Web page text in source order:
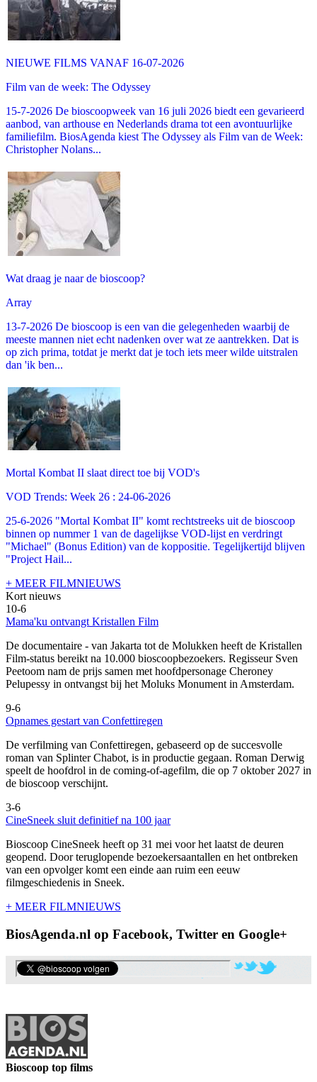
NIEUWE FILMS VANAF 16-07-2026
Film van de week: The Odyssey
15-7-2026 De bioscoopweek van 16 juli 2026 biedt een gevarieerd
aanbod, van arthouse en Nederlands drama tot een avontuurlijke
familiefilm. BiosAgenda kiest The Odyssey als Film van de Week:
Christopher Nolans...
Wat draag je naar de bioscoop?
Array
13-7-2026 De bioscoop is een van die gelegenheden waarbij de
meeste mannen niet echt nadenken over wat ze aantrekken. Dat is
op zich prima, totdat je merkt dat je toch iets meer wilde uitstralen
dan 'ik ben...
Mortal Kombat II slaat direct toe bij VOD's
VOD Trends: Week 26 : 24-06-2026
25-6-2026 "Mortal Kombat II" komt rechtstreeks uit de bioscoop
binnen op nummer 1 van de dagelijkse VOD-lijst en verdringt
"Michael" (Bonus Edition) van de koppositie. Tegelijkertijd blijven
"Project Hail...
+ MEER FILMNIEUWS
Kort nieuws
10-6
Mama'ku ontvangt Kristallen Film
De documentaire - van Jakarta tot de Molukken heeft de Kristallen
Film-status bereikt na 10.000 bioscoopbezoekers. Regisseur Sven
Peetoom nam de prijs samen met hoofdpersonage Cheroney
Pelupessy in ontvangst bij het Moluks Monument in Amsterdam.
9-6
Opnames gestart van Confettiregen
De verfilming van Confettiregen, gebaseerd op de succesvolle
roman van Splinter Chabot, is in productie gegaan. Roman Derwig
speelt de hoofdrol in de coming-of-agefilm, die op 7 oktober 2027 in
de bioscoop verschijnt.
3-6
CineSneek sluit definitief na 100 jaar
Bioscoop CineSneek heeft op 31 mei voor het laatst de deuren
geopend. Door teruglopende bezoekersaantallen en het ontbreken
van een opvolger komt een einde aan ruim een eeuw
filmgeschiedenis in Sneek.
+ MEER FILMNIEUWS
BiosAgenda.nl op Facebook, Twitter en Google+
Bioscoop top films